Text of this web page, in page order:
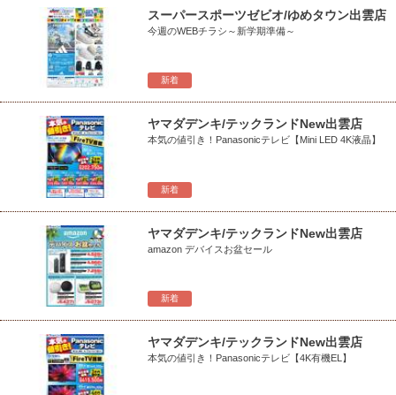
新着
スーパースポーツゼビオ/ゆめタウン出雲店
今週のWEBチラシ～新学期準備～
新着
ヤマダデンキ/テックランドNew出雲店
本気の値引き！Panasonicテレビ【Mini LED 4K液晶】
新着
ヤマダデンキ/テックランドNew出雲店
amazon デバイスお盆セール
ヤマダデンキ/テックランドNew出雲店
本気の値引き！Panasonicテレビ【4K有機EL】